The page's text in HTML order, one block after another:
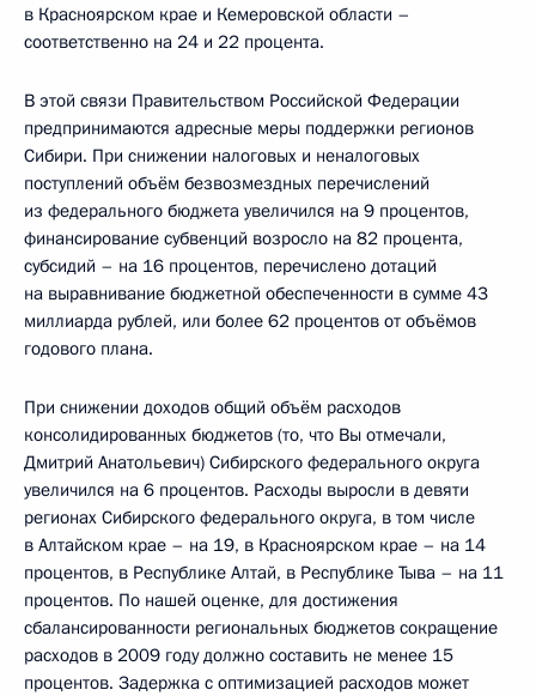
в Красноярском крае и Кемеровской области –
соответственно на 24 и 22 процента.
В этой связи Правительством Российской Федерации
предпринимаются адресные меры поддержки регионов
Сибири. При снижении налоговых и неналоговых
поступлений объём безвозмездных перечислений
из федерального бюджета увеличился на 9 процентов,
финансирование субвенций возросло на 82 процента,
субсидий – на 16 процентов, перечислено дотаций
на выравнивание бюджетной обеспеченности в сумме 43
миллиарда рублей, или более 62 процентов от объёмов
годового плана.
При снижении доходов общий объём расходов
консолидированных бюджетов (то, что Вы отмечали,
Дмитрий Анатольевич) Сибирского федерального округа
увеличился на 6 процентов. Расходы выросли в девяти
регионах Сибирского федерального округа, в том числе
в Алтайском крае – на 19, в Красноярском крае – на 14
процентов, в Республике Алтай, в Республике Тыва – на 11
процентов. По нашей оценке, для достижения
сбалансированности региональных бюджетов сокращение
расходов в 2009 году должно составить не менее 15
процентов. Задержка с оптимизацией расходов может